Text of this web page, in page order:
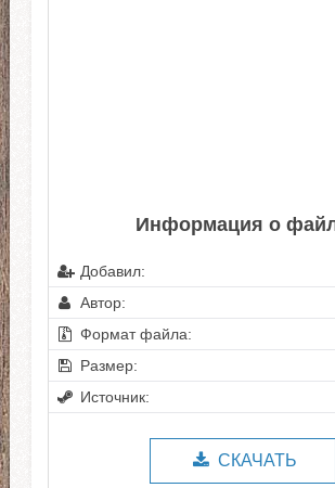
Информация о
Добавил:
Автор:
Формат файла:
Размер:
Источник:
СКАЧАТЬ